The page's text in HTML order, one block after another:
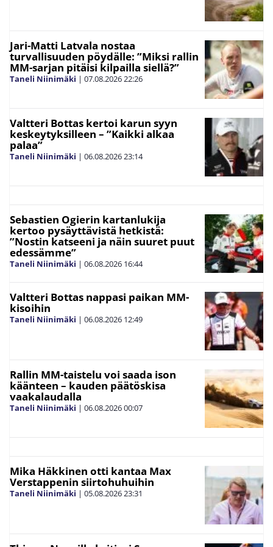
Jari-Matti Latvala nostaa
turvallisuuden pöydälle: ”Miksi rallin
MM-sarjan pitäisi kilpailla siellä?”
Taneli Niinimäki | 07.08.202622:26
Valtteri Bottas kertoi karun syyn
keskeytyksilleen – ”Kaikki alkaa
palaa”
Taneli Niinimäki | 06.08.202623:14
Sebastien Ogierin kartanlukija
kertoo pysäyttävistä hetkistä:
”Nostin katseeni ja näin suuret puut
edessämme”
Taneli Niinimäki | 06.08.2026 16:44
Valtteri Bottas nappasi paikan MM-
kisoihin
Taneli Niinimäki | 06.08.2026 12:49
Rallin MM-taistelu voi saada ison
käänteen – kauden päätöskisa
vaakalaudalla
Taneli Niinimäki | 06.08.202600:07
Mika Häkkinen otti kantaa Max
Verstappenin siirtohuhuihin
Taneli Niinimäki | 05.08.202623:31